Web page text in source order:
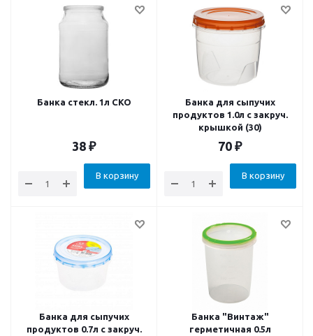
Банка стекл. 1л СКО
38 ₽
В корзину
Банка для сыпучих
продуктов 1.0л с закруч.
крышкой (30)
70 ₽
В корзину
Банка для сыпучих
продуктов 0.7л с закруч.
Банка "Винтаж"
герметичная 0.5л